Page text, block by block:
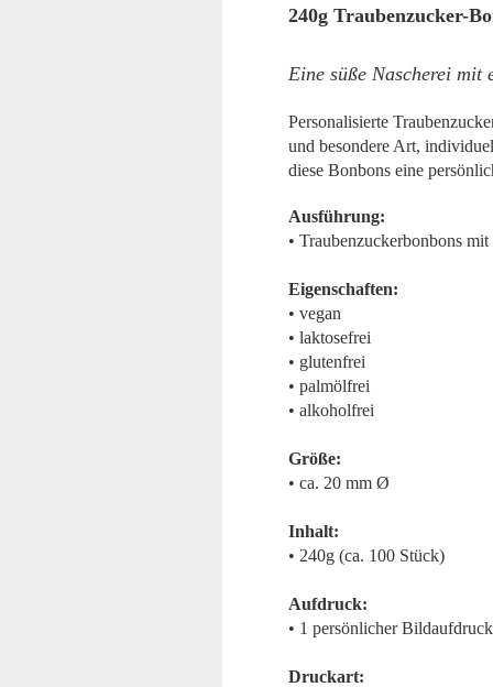
240g Traubenzucker-
Eine süße Nascherei mit
Personalisierte
und besondere Art,
diese Bonbons eine
Ausführung:
• Traubenzuckerbonbons
Eigenschaften:
• vegan
• laktosefrei
• glutenfrei
• palmölfrei
• alkoholfrei
Größe:
• ca. 20 mm Ø
Inhalt:
• 240g (ca. 100 Stück)
Aufdruck:
• 1 persönlicher Bildaufdruck
Druckart: